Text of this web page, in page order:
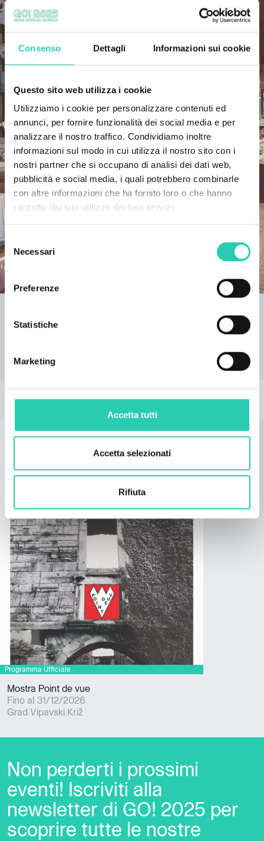
Consenso Dettagli Informazioni sui cookie
Questo sito web utilizza i cookie
Utilizziamo i cookie per personalizzare contenuti ed
annunci, per fornire funzionalità dei social media e per
analizzare il nostro traffico. Condividiamo inoltre
informazioni sul modo in cui utilizza il nostro sito con i
nostri partner che si occupano di analisi dei dati web,
pubblicità e social media, i quali potrebbero combinarle
con altre informazioni che ha fornito loro o che hanno
raccolto dal suo utilizzo dei loro servizi.
Selezione
del
consenso
Necessari
Preferenze
Statistiche
Marketing
Accetta tutti
Accetta selezionati
Rifiuta
Serie di tavole rotonde, conferenze, presentazioni di
d’arte del mese.
EVENTI CORRELATI
Mostra Point de vue
Fino al 31/12/2026
Grad Vipavski Križ
Non perderti i prossimi
eventi! Iscriviti alla
newsletter di GO! 2025 per
scoprire tutte le nostre